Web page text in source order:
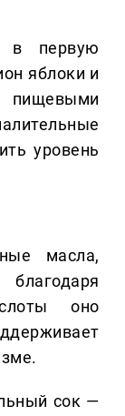
в первую
яблоки и
уровень
масла,
оно
сок —